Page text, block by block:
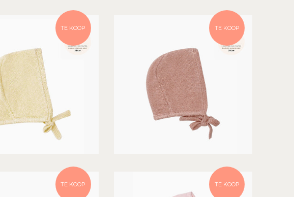
TE KOOP TE KOOP
TE KOOP TE KOOP